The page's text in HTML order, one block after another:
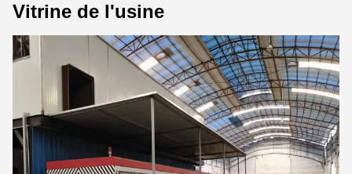
Vitrine de l'usine